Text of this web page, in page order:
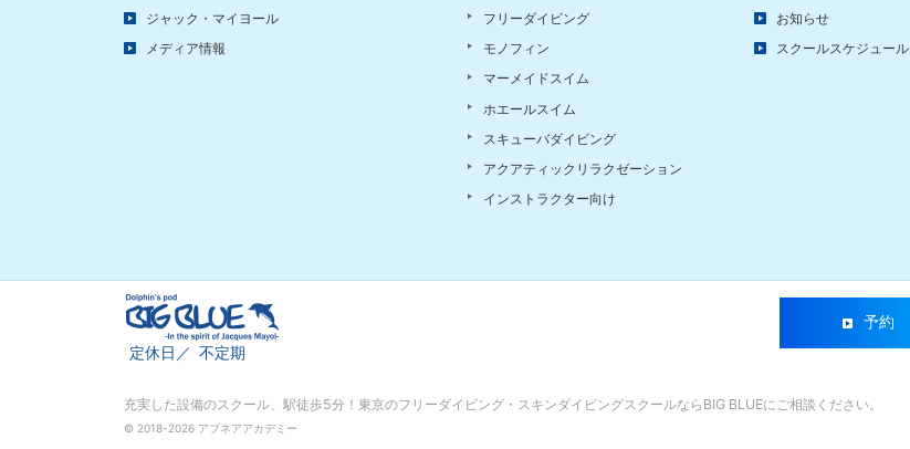
ジャック・マイヨール
メディア情報
フリーダイビング
モノフィン
マーメイドスイム
ホエールスイム
スキューバダイビング
アクアティックリラクゼーション
インストラクター向け
お知らせ
スクールスケジュール
定休日 不定期
予約
© 2018-2026 アプネアアカデミー
充実した設備のスクール、 駅徒歩5分！東京のフリーダイビング・スキンダイビングスクールならBIG BLUEにご相談ください。